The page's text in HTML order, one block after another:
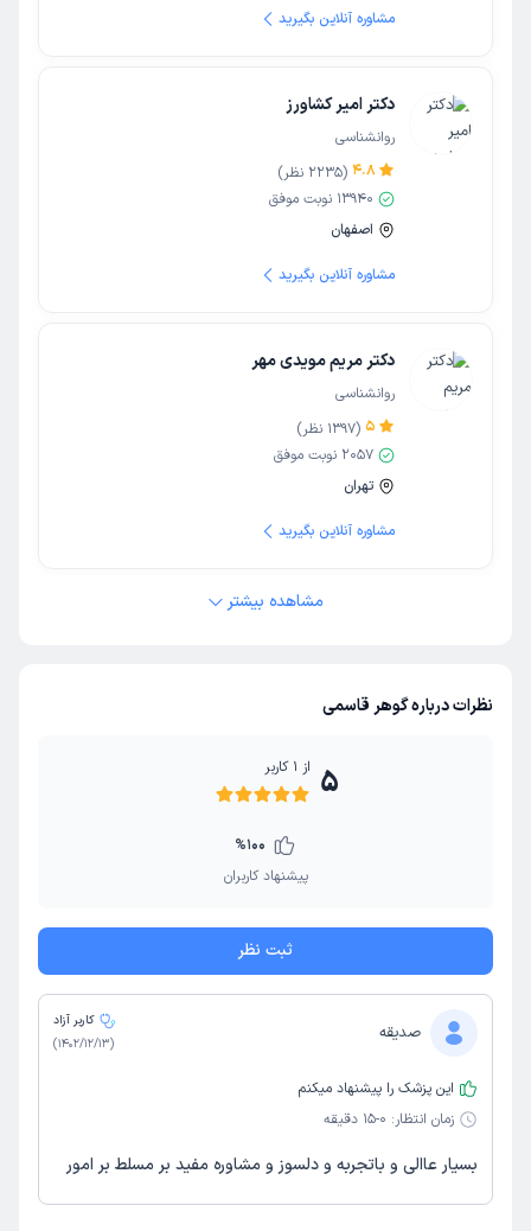
مشاوره آنلاین بگیرید
دکتر امیر کشاورز
روانشناسی
4.8
(
2235 نظر)
13940 نوبت موفق
اصفهان
مشاوره آنلاین بگیرید
دکتر مریم مویدی مهر
روانشناسی
5
(
1397 نظر)
2057 نوبت موفق
تهران
مشاوره آنلاین بگیرید
مشاهده بیشتر
نظرات درباره گوهر قاسمی
5 از 1 کاربر
%100
پیشنهاد کاربران
ثبت نظر
صدیقه
کاربر آزاد
(
1402/12/13
)
این پزشک را پیشنهاد میکنم
زمان انتظار: 0-15 دقیقه
بسیار عاالی و‌ باتجربه و دلسوز و‌ مشاوره مفید بر مسلط بر امور